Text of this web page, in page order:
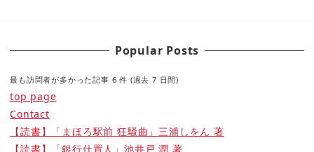
Popular Posts
最も訪問者が多かった記事 6 件 (過去 7 日間)
top page
Contact
【読書】「まほろ駅前 狂騒曲」三浦しをん 著
【読書】「銀行仕置人」池井戸 潤 著